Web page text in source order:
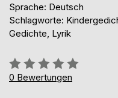
Sprache: Deutsch
Schlagworte:
Gedichte, Lyrik
Bewertung::
0%
0 Bewertungen